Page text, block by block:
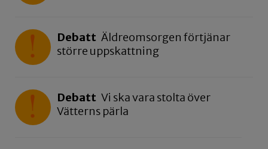
Debatt Äldreomsorgen förtjänar
större uppskattning
Debatt Vi ska vara stolta över
Vätterns pärla